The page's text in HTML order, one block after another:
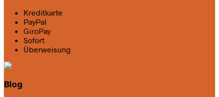
Kreditkarte
PayPal
GiroPay
Sofort
Überweisung
Blog